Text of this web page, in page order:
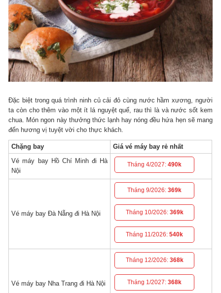
Đặc biệt trong quá trình ninh củ cải đỏ cùng nước hầm xương, người
ta còn cho thêm vào một ít lá nguyệt quế, rau thì là và nước sốt kem
chua. Món ngon này thưởng thức lạnh hay nóng đều hứa hẹn sẽ mang
đến hương vị tuyệt vời cho thực khách.
Chặng bay
Giá vé máy bay rẻ nhất
Vé máy bay Hồ Chí Minh đi Hà
Nội
Tháng 4/2027:490k
Vé máy bay Đà Nẵng đi Hà Nội
Tháng 9/2026:369k
Tháng 10/2026: 369k
Tháng 11/2026:540k
Vé máy bay Nha Trang đi Hà Nội
Tháng 12/2026: 368k
Tháng 1/2027:368k